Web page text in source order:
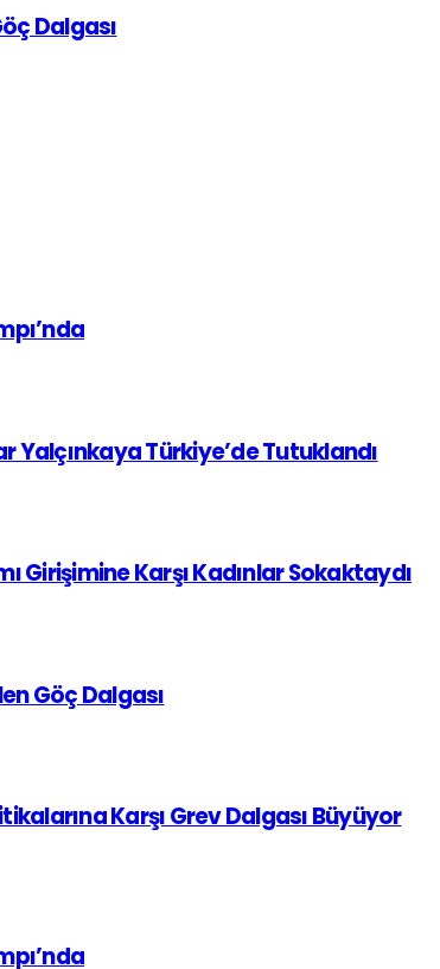
Dalgası
Yalçınkaya Türkiye’de Tutuklandı
Girişimine Karşı Kadınlar Sokaktaydı
Göç Dalgası
Karşı Grev Dalgası Büyüyor